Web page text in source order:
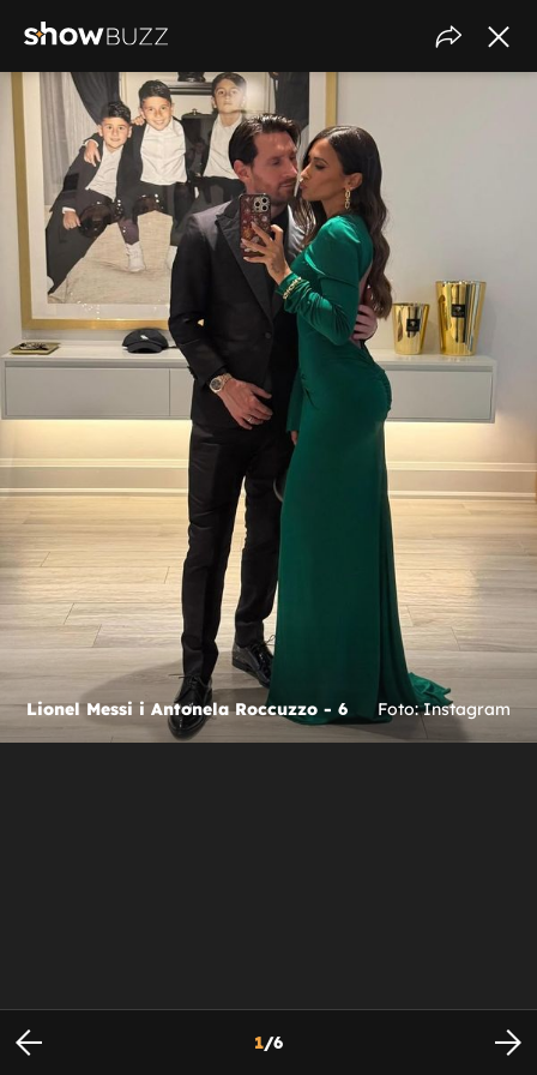
Lionel Messi i Antonela Roccuzzo - 6 Foto: Instagram
1/6